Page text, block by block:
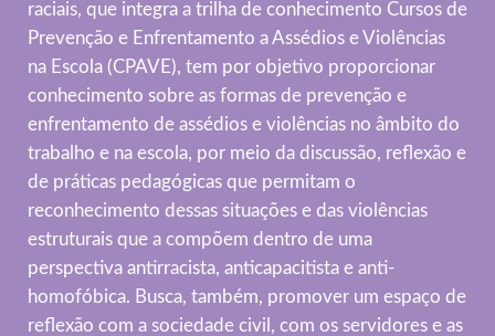
raciais, que integra a trilha de conhecimento Cursos de
Prevenção e Enfrentamento a Assédios e Violências
na Escola (CPAVE), tem por objetivo proporcionar
conhecimento sobre as formas de prevenção e
enfrentamento de assédios e violências no âmbito do
trabalho e na escola, por meio da discussão, reflexão e
de práticas pedagógicas que permitam o
reconhecimento dessas situações e das violências
estruturais que a compõem dentro de uma
perspectiva antirracista, anticapacitista e anti-
homofóbica. Busca, também, promover um espaço de
reflexão com a sociedade civil, com os servidores e as